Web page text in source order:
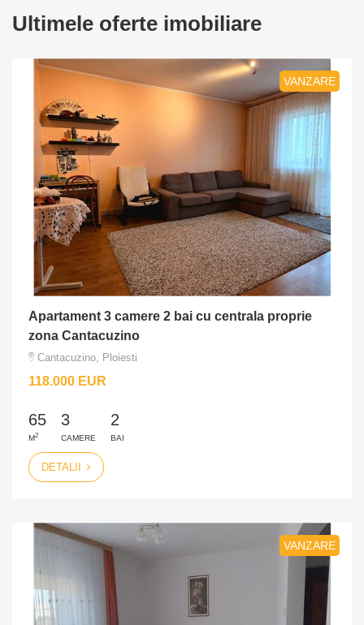
Ultimele oferte imobiliare
VANZARE
Apartament 3 camere 2 bai cu centrala proprie
zona Cantacuzino
Cantacuzino, Ploiesti
118.000 EUR
65
M2
3
CAMERE
2
BAI
DETALII
VANZARE